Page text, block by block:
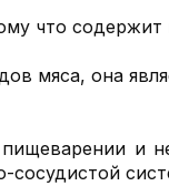
что
мяса, она
и
сосудистой